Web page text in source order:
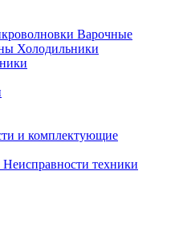
Варочные
Холодильники
и комплектующие
Неисправности техники